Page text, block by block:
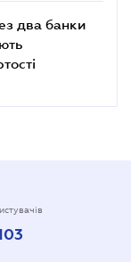
два банки